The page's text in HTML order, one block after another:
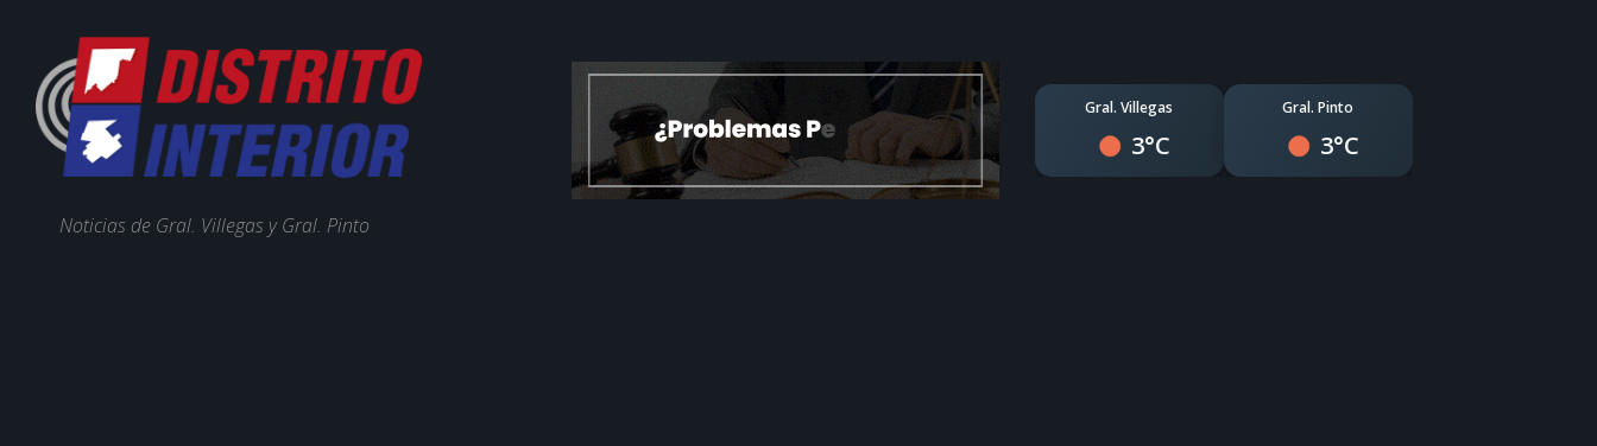
Noticias de Gral. Villegas y Gral. Pinto
Gral. Villegas
3°C
Gral. Pinto
3°C